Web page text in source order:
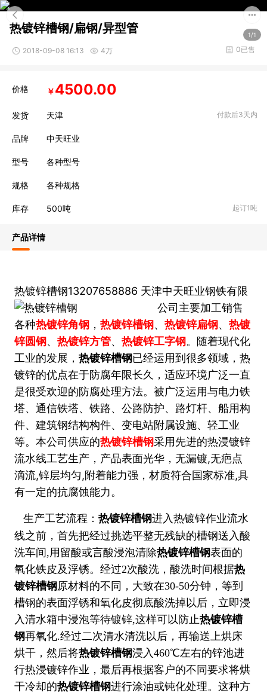
1/1
热镀锌槽钢/扁钢/异型管
2018-09-08 16:13 4万 0已售
价格 ￥4500.00
发货 天津 付款后3天内
品牌 中天旺业
型号 各种型号
规格 各种规格
库存 500吨 起订1吨
产品详情
热镀锌槽钢13207658886 天津中天旺业钢铁有限
公司 主要加工销售
各种热镀锌角钢 ， 热镀锌槽钢、 热镀锌扁钢、 热镀
锌圆钢、 热镀锌方管、 热镀锌工字钢。
随着现代化
工业的发展， 热镀锌槽钢已经运用到很多领域，热
镀锌的优点在于防腐年限长久，适应环境广泛一直
是很受欢迎的防腐处理方法。被广泛运用与电力铁
塔、通信铁塔、铁路、公路防护、路灯杆、船用构
件、建筑钢结构构件、变电站附属设施、轻工业
等。 本公司供应的热镀锌槽钢采用先进的热浸镀锌
流水线工艺生产，产品表面光华，无漏镀,无疤点
滴流,锌层均匀,附着能力强，材质符合国家标准,具
有一定的抗腐蚀能力。
生产工艺流程： 热镀锌槽钢进入热镀锌作业流水
线之前，首先把经过挑选平整无残缺的槽钢送入酸
洗车间,用留酸或言酸浸泡清除热镀锌槽钢表面的
氧化铁皮及浮锈。经过2次酸洗，酸洗时间根据热
镀锌槽钢 原材料的不同，大致在30-50分钟，等到
槽钢的表面浮锈和氧化皮彻底酸洗掉以后，立即浸
入清水箱中浸泡等待镀锌,这样可以防止热镀锌槽
钢再氧化.经过二次清水清洗以后，再输送上烘床
烘干，然后将热镀锌槽钢浸入460℃左右的锌池进
行热浸镀锌作业，最后再根据客户的不同要求将烘
干冷却的热镀锌槽钢进行涂油或钝化处理。这种方